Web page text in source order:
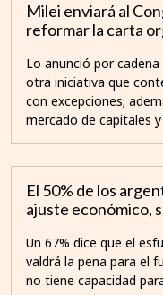
Milei enviará al
reformar la carta
Lo anunció por
otra iniciativa que
con excepciones;
mercado de capitales
El 50% de los
ajuste económico,
Un 67% dice que el
valdrá la pena para el
no tiene capacidad